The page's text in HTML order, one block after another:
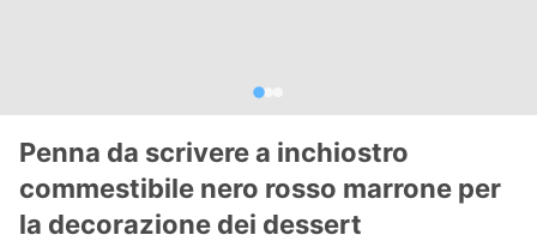
Penna da scrivere a inchiostro
commestibile nero rosso marrone per
la decorazione dei dessert